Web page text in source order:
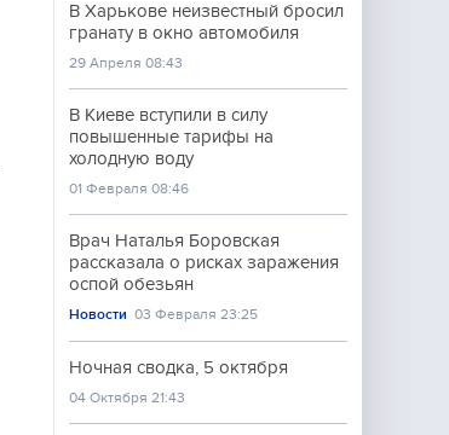
В Харькове неизвестный бросил
гранату в окно автомобиля
29 Апреля 08:43
В Киеве вступили в силу
повышенные тарифы на
холодную воду
01 Февраля 08:46
Врач Наталья Боровская
рассказала о рисках заражения
оспой обезьян
Новости 03 Февраля 23:25
Ночная сводка, 5 октября
04 Октября 21:43